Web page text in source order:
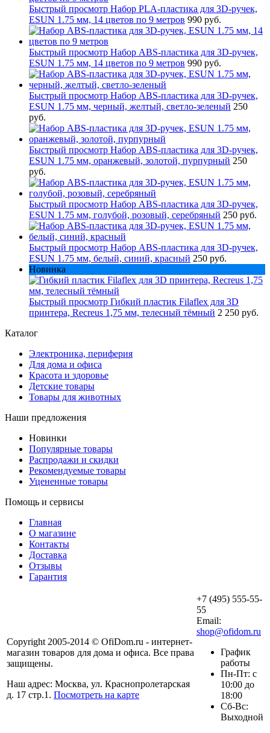
Быстрый просмотр Набор PLA-пластика для 3D-ручек,
ESUN 1.75 мм, 14 цветов по 9 метров 990 руб.
Быстрый просмотр Набор ABS-пластика для 3D-ручек,
ESUN 1.75 мм, 14 цветов по 9 метров 990 руб.
Быстрый просмотр Набор ABS-пластика для 3D-ручек,
ESUN 1.75 мм, черный, желтый, светло-зеленый 250
руб.
Быстрый просмотр Набор ABS-пластика для 3D-ручек,
ESUN 1.75 мм, оранжевый, золотой, пурпурный 250
руб.
Быстрый просмотр Набор ABS-пластика для 3D-ручек,
ESUN 1.75 мм, голубой, розовый, серебряный 250 руб.
Быстрый просмотр Набор ABS-пластика для 3D-ручек,
ESUN 1.75 мм, белый, синий, красный 250 руб.
Новинка
Быстрый просмотр Гибкий пластик Filaflex для 3D
принтера, Recreus 1,75 мм, телесный тёмный 2 250 руб.
Каталог
Электроника, периферия
Для дома и офиса
Красота и здоровье
Детские товары
Товары для животных
Наши предложения
Новинки
Популярные товары
Распродажи и скидки
Рекомендуемые товары
Уцененные товары
Помощь и сервисы
Главная
О магазине
Контакты
Доставка
Отзывы
Гарантия
Copyright 2005-2014 © OfiDom.ru - интернет-
магазин товаров для дома и офиса. Все права
защищены.
Наш адрес: Москва, ул. Краснопролетарская
д. 17 стр.1. Посмотреть на карте
+7 (495) 555-55-
55
Email:
shop@ofidom.ru
График
работы
Пн-Пт: с
10:00 до
18:00
Сб-Вс:
Выходной